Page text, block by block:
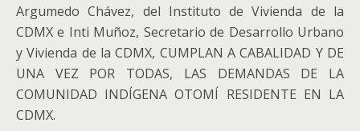
Argumedo Chávez, del Instituto de Vivienda de la
CDMX e Inti Muñoz, Secretario de Desarrollo Urbano
y Vivienda de la CDMX, CUMPLAN A CABALIDAD Y DE
UNA VEZ POR TODAS, LAS DEMANDAS DE LA
COMUNIDAD INDÍGENA OTOMÍ RESIDENTE EN LA
CDMX.